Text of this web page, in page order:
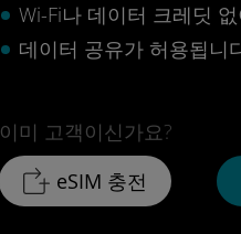
Wi-Fi나 데이터 크레딧
데이터 공유가 허용됩니
이미 고객이신가요?
eSIM 충전